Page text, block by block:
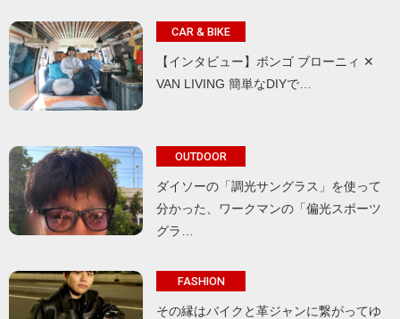
CAR & BIKE
【インタビュー】ボンゴ ブローニィ ✕
VAN LIVING 簡単なDIYで…
OUTDOOR
ダイソーの「調光サングラス」を使って
分かった、ワークマンの「偏光スポーツ
グラ…
FASHION
その縁はバイクと革ジャンに繋がってゆ